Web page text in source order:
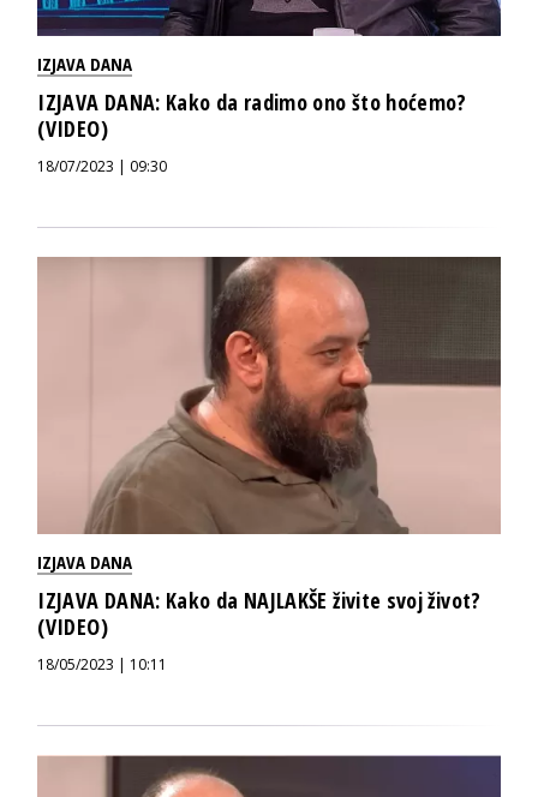
IZJAVA DANA
IZJAVA DANA: Kako da radimo ono što hoćemo?
(VIDEO)
18/07/2023 | 09:30
IZJAVA DANA
IZJAVA DANA: Kako da NAJLAKŠE živite svoj život?
(VIDEO)
18/05/2023 | 10:11